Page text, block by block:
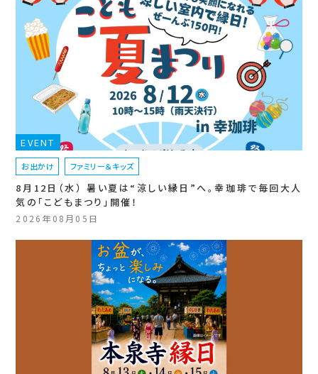
EVENT
お出かけ ファミリー＆キッズ
8月12日（水） 暑い夏は“涼しい縁日”へ。幸珈琲で毎回大人
気の「こどもまつり」開催！
2026年08月05日